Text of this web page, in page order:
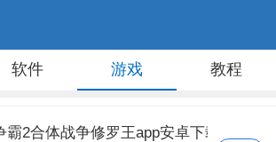
软件 游戏 教程
霸2合体战争修罗王app安卓下载